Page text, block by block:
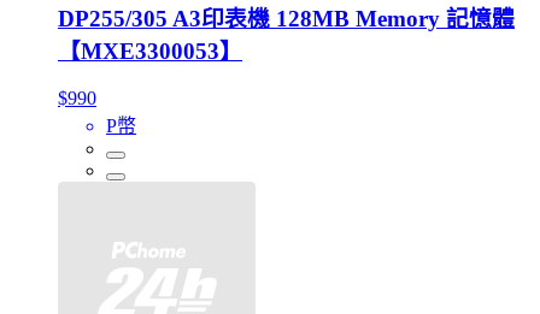
DP255/305 A3印表機 128MB Memory 記憶體
【MXE3300053】
$990
P幣